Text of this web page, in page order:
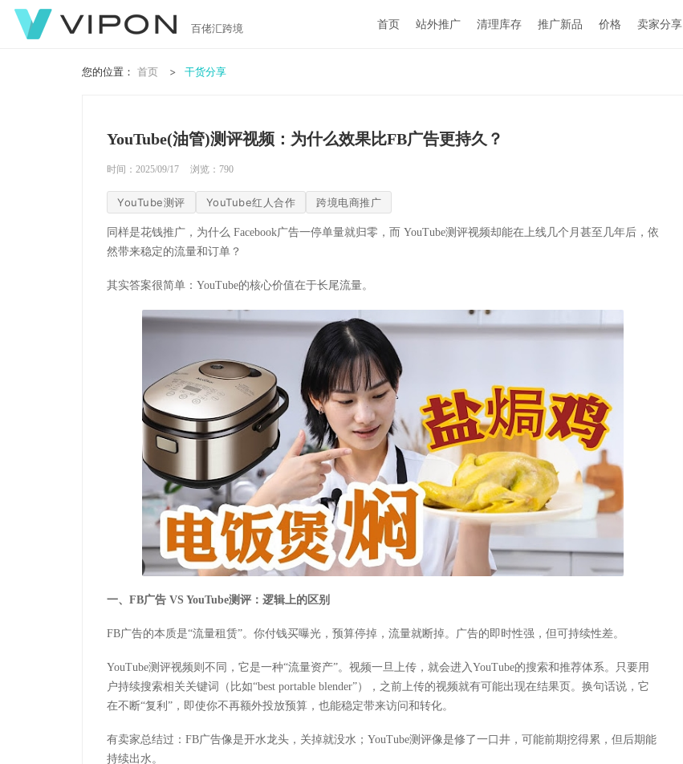
百佬汇跨境 首页 站外推广 清理库存 推广新品 价格 卖家分享
您的位置： 首页 干货分享
YouTube(油管)测评视频：为什么效果比FB广告更持久？
时间：2025/09/17 浏览： 790
YouTube测评 YouTube红人合作 跨境电商推广
同样是花钱推广，为什么 Facebook广告一停单量就归零，而 YouTube测评视频却能在上线几个月甚至几年后，依
然带来稳定的流量和订单？
其实答案很简单： YouTube的核心价值在于长尾流量。
一、 FB广告 VS YouTube测评：逻辑上的区别
FB广告的本质是“流量租赁”。你付钱买曝光，预算停掉，流量就断掉。广告的即时性强，但可持续性差。
YouTube测评视频则不同，它是一种“流量资产”。视频一旦上传，就会进入 YouTube的搜索和推荐体系。只要用
户持续搜索相关关键词（比如“best portable blender”），之前上传的视频就有可能出现在结果页。换句话说，它
在不断“复利 ” ，即使你不再额外投放预算，也能稳定带来访问和转化。
有卖家总结过： FB广告像是开水龙头，关掉就没水； YouTube测评像是修了一口井，可能前期挖得累，但后期能
持续出水。